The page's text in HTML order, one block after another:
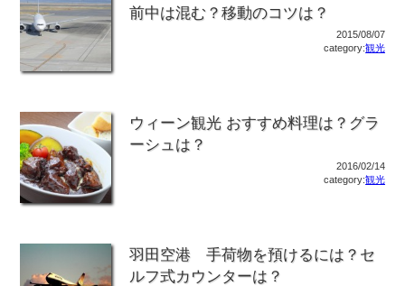
前中は混む？移動のコツは？
2015/08/07
category:観光
ウィーン観光 おすすめ料理は？グラ
ーシュは？
2016/02/14
category:観光
羽田空港 手荷物を預けるには？セ
ルフ式カウンターは？